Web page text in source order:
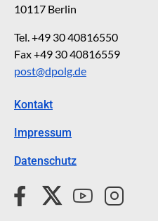
10117 Berlin
Tel. +49 30 40816550
Fax +49 30 40816559
post@dpolg.de
Kontakt
Impressum
Datenschutz